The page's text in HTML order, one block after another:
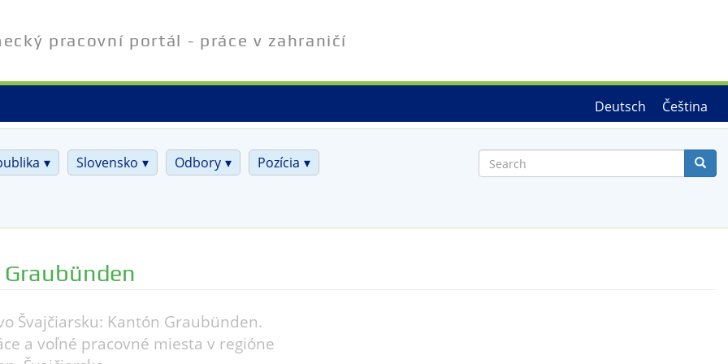
Čeština
Deutsch
pracovní portál - práce v zahraničí
Slovensko Odbory
Pozícia
Švajčiarsku: Kantón Graubünden.
a voľné pracovné miesta v regióne